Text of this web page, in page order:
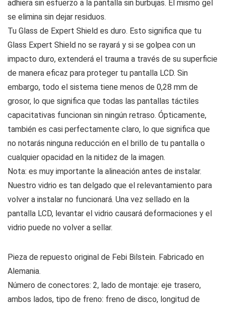
adhiera sin esfuerzo a la pantalla sin burbujas. El mismo gel
se elimina sin dejar residuos.
Tu Glass de Expert Shield es duro. Esto significa que tu
Glass Expert Shield no se rayará y si se golpea con un
impacto duro, extenderá el trauma a través de su superficie
de manera eficaz para proteger tu pantalla LCD. Sin
embargo, todo el sistema tiene menos de 0,28 mm de
grosor, lo que significa que todas las pantallas táctiles
capacitativas funcionan sin ningún retraso. Ópticamente,
también es casi perfectamente claro, lo que significa que
no notarás ninguna reducción en el brillo de tu pantalla o
cualquier opacidad en la nitidez de la imagen.
Nota: es muy importante la alineación antes de instalar.
Nuestro vidrio es tan delgado que el relevantamiento para
volver a instalar no funcionará. Una vez sellado en la
pantalla LCD, levantar el vidrio causará deformaciones y el
vidrio puede no volver a sellar.
Pieza de repuesto original de Febi Bilstein. Fabricado en
Alemania.
Número de conectores: 2, lado de montaje: eje trasero,
ambos lados, tipo de freno: freno de disco, longitud de